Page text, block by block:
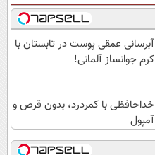
آبرسانی عمقی پوست در تابستان با
کرم جوانساز آلمانی!
خداحافظی با کمردرد، بدون قرص و
آمپول